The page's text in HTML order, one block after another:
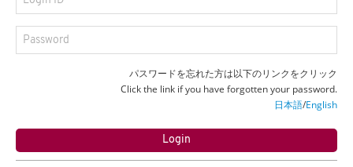
パスワードを忘れた方は以下のリンクをクリック
Click the link if you have forgotten your password.
日本語/English